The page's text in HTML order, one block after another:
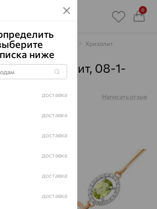
0
Браслеты декоративные Хризолит
хризолит, 08-1-
Написать отзыв
ниже
доставка
доставка
доставка
доставка
доставка
доставка